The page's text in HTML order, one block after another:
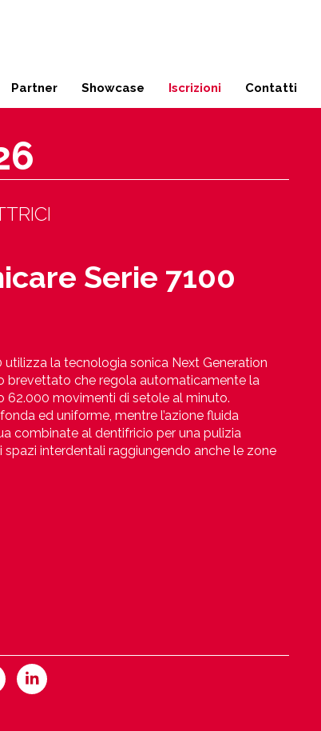
02 45 49 17 04
Partner Showcase Iscrizioni Contatti
Serie 7100
utilizza la tecnologia sonica Next Generation
brevettato che regola automaticamente la
62.000 movimenti di setole al minuto.
ed uniforme, mentre l’azione fluida
combinate al dentifricio per una pulizia
interdentali raggiungendo anche le zone